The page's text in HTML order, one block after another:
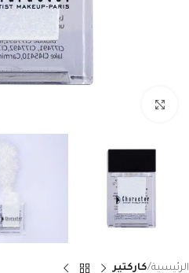
الرئيسية كاركتير